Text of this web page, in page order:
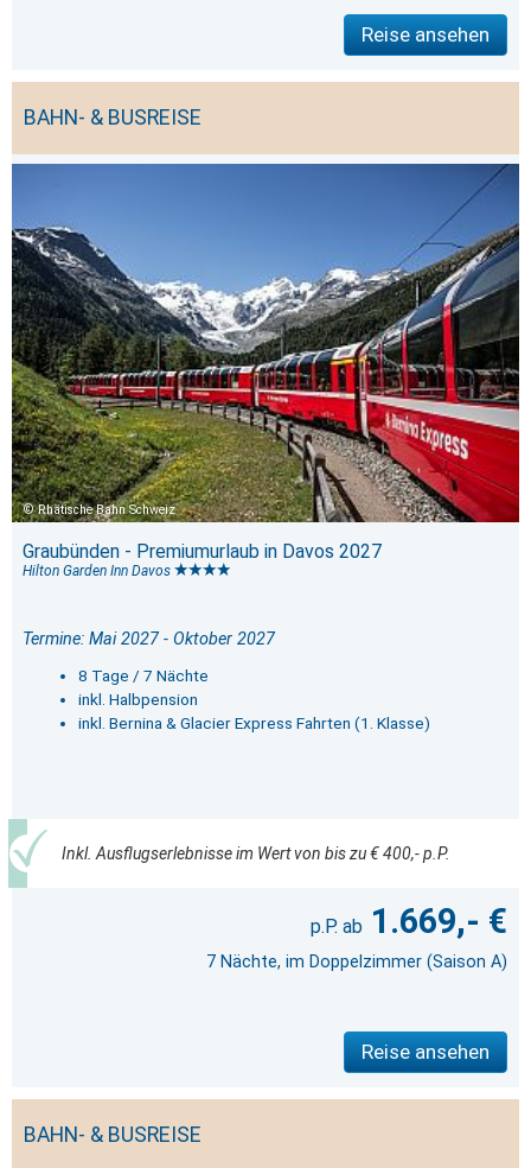
Reise ansehen
BAHN- & BUSREISE
Rhätische Bahn Schweiz
Graubünden - Premiumurlaub in Davos 2027
Hilton Garden Inn Davos
Termine: Mai 2027 - Oktober 2027
8 Tage / 7 Nächte
inkl. Halbpension
inkl. Bernina & Glacier Express Fahrten (1. Klasse)
Inkl. Ausflugserlebnisse im Wert von bis zu € 400,- p.P.
1.669,- €
7 Nächte, im Doppelzimmer (Saison A)
Reise ansehen
BAHN- & BUSREISE